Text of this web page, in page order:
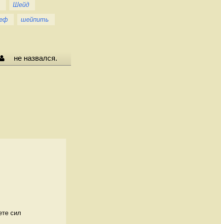
Шейд
шейпить
не назвался.
сил